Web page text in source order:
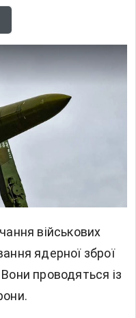
військових
ядерної зброї
проводяться із